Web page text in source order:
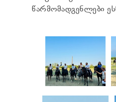
წარმომადგენლები